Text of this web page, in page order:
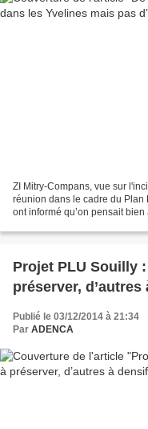
ZI Mitry-Compans, vue sur
réunion dans le cadre du Plan
ont informé qu’on pensait
Projet PLU Souilly
préserver,
Publié le 03/12/2014 à 21:34
Par ADENCA